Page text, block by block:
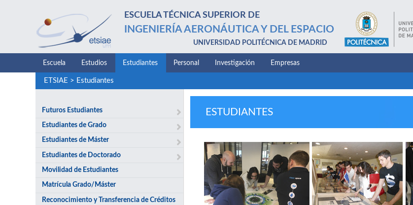
ESCUELA TÉCNICA SUPERIOR DE
INGENIERÍA AERONÁUTICA Y DEL ESPACIO
UNIVERSIDAD POLITÉCNICA DE MADRID
Escuela Estudios Estudiantes Personal Investigación Empresas
ETSIAE > Estudiantes
Futuros Estudiantes
Estudiantes de Grado
Estudiantes de Máster
Estudiantes de Doctorado
Movilidad de Estudiantes
Matrícula Grado/Máster
Reconocimiento y Transferencia de Créditos
ESTUDIANTES